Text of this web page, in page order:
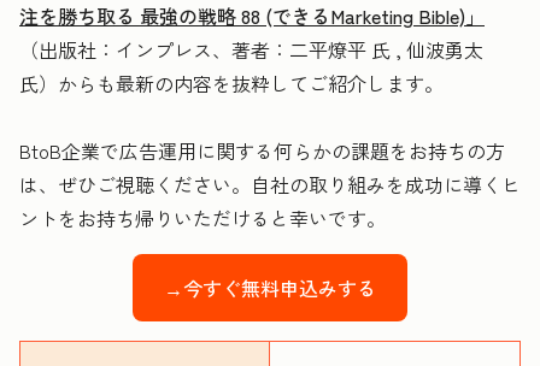
注を勝ち取る 最強の戦略 88 (できるMarketing Bible)」
（出版社：インプレス、著者：二平燎平 氏 , 仙波勇太
氏）からも最新の内容を抜粋してご紹介します。
BtoB企業で広告運用に関する何らかの課題をお持ちの方
は、ぜひご視聴ください。自社の取り組みを成功に導くヒ
ントをお持ち帰りいただけると幸いです。
→今すぐ無料申込みする